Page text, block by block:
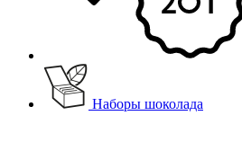
Наборы шоколада